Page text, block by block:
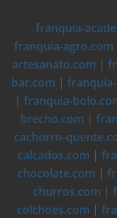
franquia-
franquia-agro.com
artesanato.com |
bar.com |
| franquia-
brecho.com |
cachorro-
calcados.com |
chocolate.com |
churros.com |
colchoes.com |